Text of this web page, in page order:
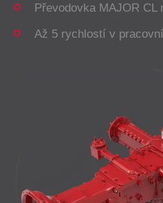
Převodovka MAJOR
Až 5 rychlostí v